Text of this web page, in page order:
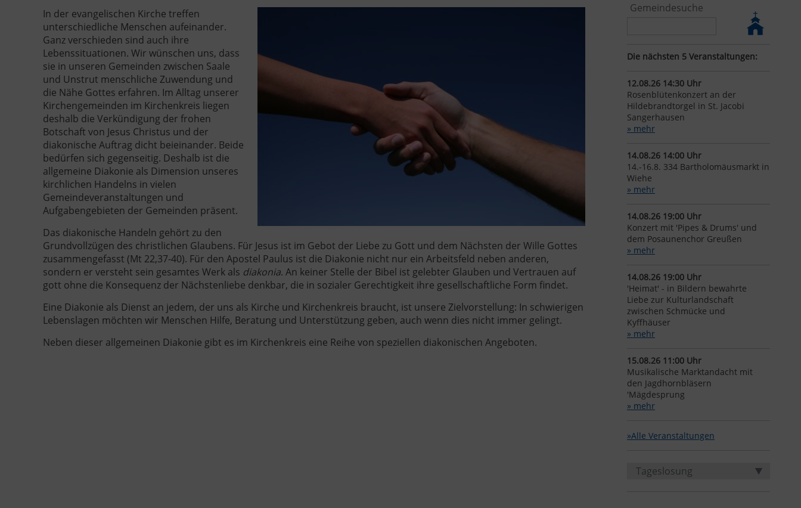
In der evangelischen Kirche treffen
unterschiedliche Menschen aufeinander.
Ganz verschieden sind auch ihre
Lebenssituationen. Wir wünschen uns, dass
sie in unseren Gemeinden zwischen Saale
und Unstrut menschliche Zuwendung und
die Nähe Gottes erfahren. Im Alltag unserer
Kirchengemeinden im Kirchenkreis liegen
deshalb die Verkündigung der frohen
Botschaft von Jesus Christus und der
diakonische Auftrag dicht beieinander. Beide
bedürfen sich gegenseitig. Deshalb ist die
allgemeine Diakonie als Dimension unseres
kirchlichen Handelns in vielen
Gemeindeveranstaltungen und
Aufgabengebieten der Gemeinden präsent.
Das diakonische Handeln gehört zu den
Grundvollzügen des christlichen Glaubens. Für Jesus ist im Gebot der Liebe zu Gott und dem Nächsten der Wille Gottes
zusammengefasst (Mt 22,37-40). Für den Apostel Paulus ist die Diakonie nicht nur ein Arbeitsfeld neben anderen,
sondern er versteht sein gesamtes Werk als diakonia. An keiner Stelle der Bibel ist gelebter Glauben und Vertrauen auf
gott ohne die Konsequenz der Nächstenliebe denkbar, die in sozialer Gerechtigkeit ihre gesellschaftliche Form findet.
Eine Diakonie als Dienst an jedem, der uns als Kirche und Kirchenkreis braucht, ist unsere Zielvorstellung: In schwierigen
Lebenslagen möchten wir Menschen Hilfe, Beratung und Unterstützung geben, auch wenn dies nicht immer gelingt.
Neben dieser allgemeinen Diakonie gibt es im Kirchenkreis eine Reihe von speziellen diakonischen Angeboten.
Gemeindesuche
Die nächsten 5 Veranstaltungen:
12.08.26 14:30 Uhr
Rosenblütenkonzert an der
Hildebrandtorgel in St. Jacobi
Sangerhausen
» mehr
14.08.26 14:00 Uhr
14.-16.8. 334 Bartholomäusmarkt in
Wiehe
» mehr
14.08.26 19:00 Uhr
Konzert mit 'Pipes & Drums' und
dem Posaunenchor Greußen
» mehr
14.08.26 19:00 Uhr
'Heimat' - in Bildern bewahrte
Liebe zur Kulturlandschaft
zwischen Schmücke und
Kyffhäuser
» mehr
15.08.26 11:00 Uhr
Musikalische Marktandacht mit
den Jagdhornbläsern
'Mägdesprung
» mehr
»Alle Veranstaltungen
Tageslosung